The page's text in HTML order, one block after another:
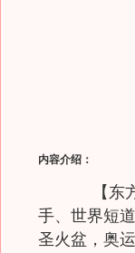
内容介绍：
【东方
手、世界短
圣火盆，奥